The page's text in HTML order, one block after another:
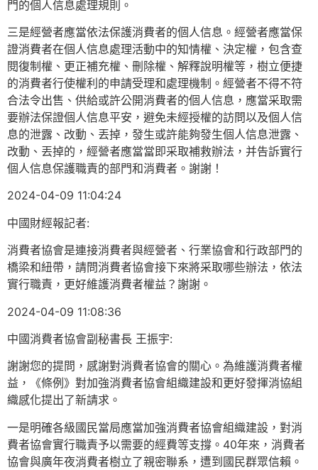
門的個人信息處理規則。
三是經營者應當依法保護消費者的個人信息。經營者應當保
證消費者在個人信息處理活動中的知情權、決定權，包含查
閱復制權、更正補充權、刪除權、解釋說明權等，樹立便捷
的消費者行使權利的申請受理和處理機制。經營者不得不符
合法令出售、供給或許公開消費者的個人信息，應當采取需
要辦法保證個人信息平安，避免未經授權的訪問以及個人信
息的泄露、改動、丟掉，發生或許能夠發生個人信息泄露、
改動、丟掉的，經營者應當當即采取補救辦法，并告訴實行
個人信息保護職責的部門和消費者。謝謝！
2024-04-09 11:04:24
中國財經報記者:
消費者協會是連接消費者與經營者、行業協會和行政部門的
橋梁和紐帶，請問消費者協會接下來將采取哪些辦法，依法
實行職責，更好維護消費者權益？謝謝。
2024-04-09 11:08:36
中國消費者協會副秘書長 王振宇:
謝謝您的提問，感謝對消費者協會的關心。為維護消費者權
益，《條例》對加強消費者協會組織建設和更好發揮消協組
織感化提出了新請求。
一是明確各級國民當局應當加強消費者協會組織建設，對消
費者協會實行職責予以需要的經費等支撐。40年來，消費者
協會與廣年夜消費者樹立了親密聯系，遭到國民群眾信賴。